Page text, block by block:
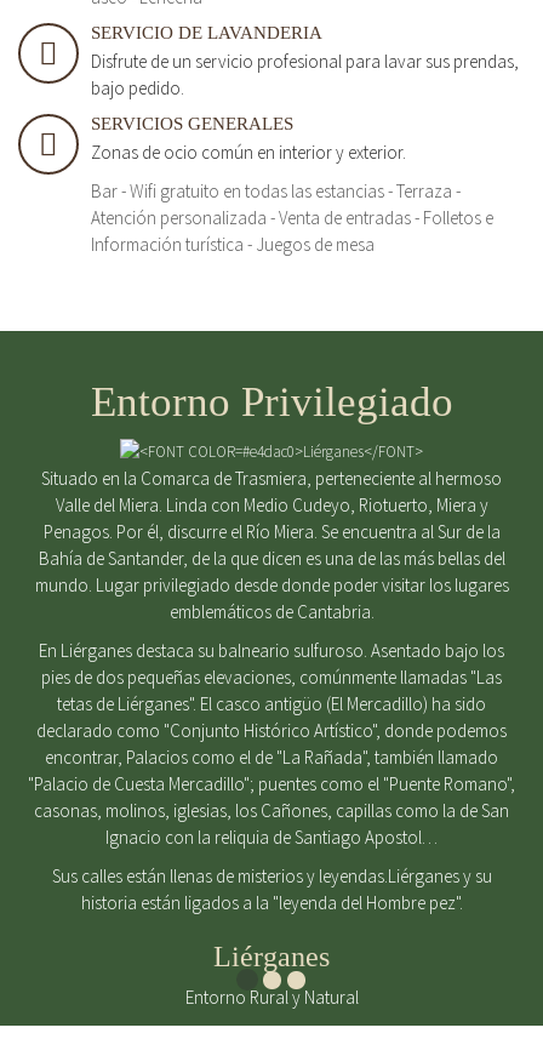
SERVICIO DE LAVANDERIA
Disfrute de un servicio profesional para lavar sus prendas,
bajo pedido.
SERVICIOS GENERALES
Zonas de ocio común en interior y exterior.
Bar - Wifi gratuito en todas las estancias - Terraza -
Atención personalizada - Venta de entradas - Folletos e
Información turística - Juegos de mesa
Entorno Privilegiado
Situado en la Comarca de Trasmiera, perteneciente al hermoso
Valle del Miera. Linda con Medio Cudeyo, Riotuerto, Miera y
Penagos. Por él, discurre el Río Miera. Se encuentra al Sur de la
Bahía de Santander, de la que dicen es una de las más bellas del
mundo. Lugar privilegiado desde donde poder visitar los lugares
emblemáticos de Cantabria.
En Liérganes destaca su balneario sulfuroso. Asentado bajo los
pies de dos pequeñas elevaciones, comúnmente llamadas "Las
tetas de Liérganes". El casco antigüo (El Mercadillo) ha sido
declarado como "Conjunto Histórico Artístico", donde podemos
encontrar, Palacios como el de "La Rañada", también llamado
"Palacio de Cuesta Mercadillo"; puentes como el "Puente Romano",
casonas, molinos, iglesias, los Cañones, capillas como la de San
Ignacio con la reliquia de Santiago Apostol…
Sus calles están llenas de misterios y leyendas.Liérganes y su
historia están ligados a la "leyenda del Hombre pez".
Liérganes
Entorno Rural y Natural